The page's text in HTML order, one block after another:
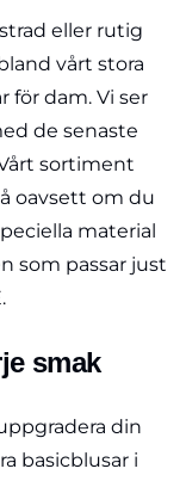
eller rutig
vårt stora
för dam. Vi ser
de senaste
sortiment
oavsett om du
material
som passar just
smak
din
basicblusar i